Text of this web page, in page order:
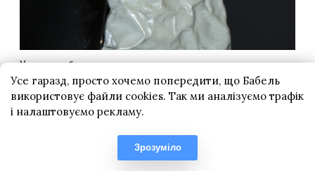
Усе гаразд, просто хочемо попередити, що Бабель
використовує файли cookies. Так ми аналізуємо трафік
і налаштовуємо рекламу.
Зрозуміло